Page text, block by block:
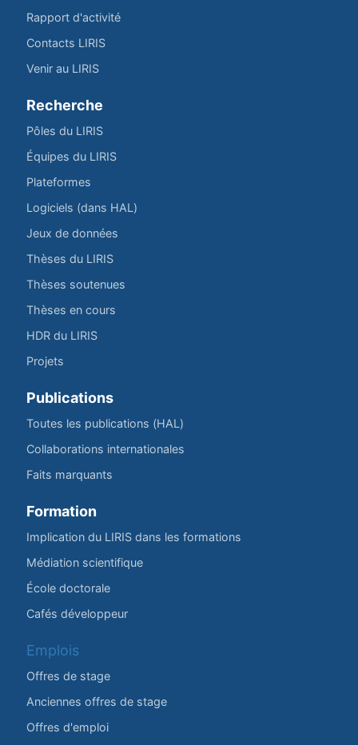
Rapport d'activité
Contacts LIRIS
Venir au LIRIS
Recherche
Pôles du LIRIS
Équipes du LIRIS
Plateformes
Logiciels (dans HAL)
Jeux de données
Thèses du LIRIS
Thèses soutenues
Thèses en cours
HDR du LIRIS
Projets
Publications
Toutes les publications (HAL)
Collaborations internationales
Faits marquants
Formation
Implication du LIRIS dans les formations
Médiation scientifique
École doctorale
Cafés développeur
Emplois
Offres de stage
Anciennes offres de stage
Offres d'emploi